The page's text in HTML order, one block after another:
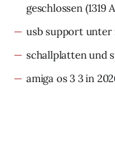
geschlossen (1319
usb support unter
schallplatten und
amiga os 3 3 in